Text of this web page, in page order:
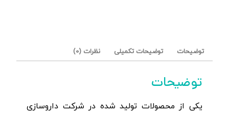
توضیحات توضیحات تکمیلی نظرات (0)
توضیحات
یکی از محصولات تولید شده در شرکت داروسازی